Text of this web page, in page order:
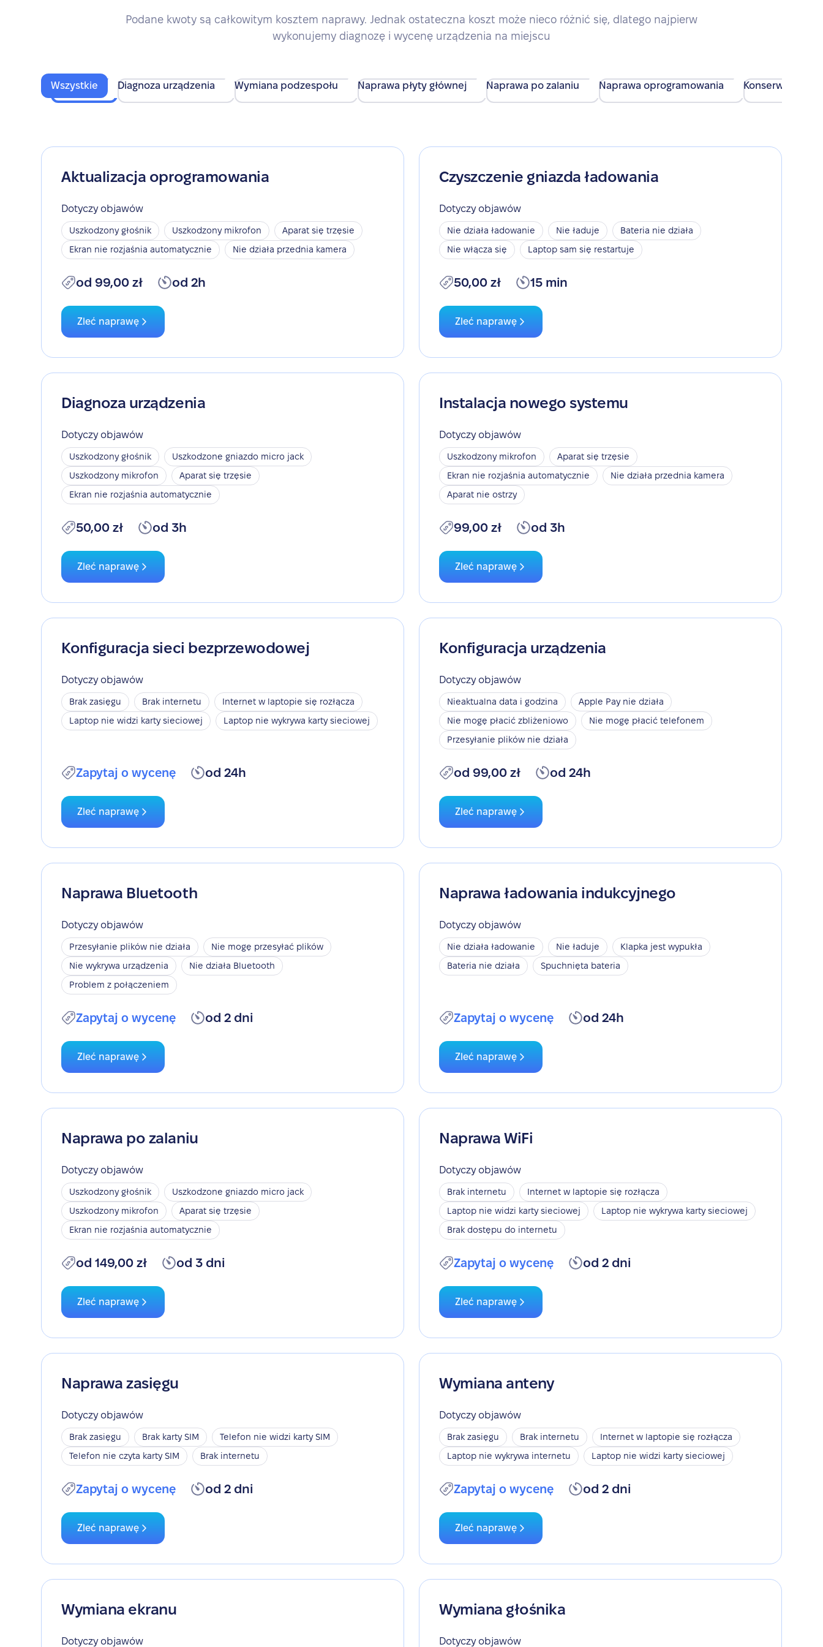
Podane kwoty są całkowitym kosztem naprawy. Jednak ostateczna koszt może nieco różnić się, dlatego najpierw
wykonujemy diagnozę i wycenę urządzenia na miejscu
Wszystkie Diagnoza urządzenia Wymiana podzespołu Naprawa płyty głównej Naprawa po zalaniu Naprawa oprogramowania Konserwacja
Aktualizacja oprogramowania
Dotyczy objawów
Uszkodzony głośnik Uszkodzony mikrofon
Aparat się trzęsie
Ekran nie rozjaśnia automatycznie
Nie działa przednia kamera
od 99,00 zł od 2h
Zleć naprawę
Czyszczenie gniazda ładowania
Dotyczy objawów
Nie działa ładowanie Nie ładuje
Bateria nie działa
Nie włącza się
Laptop sam się restartuje
50,00 zł 15 min
Zleć naprawę
Diagnoza urządzenia
Dotyczy objawów
Uszkodzony głośnik
Uszkodzone gniazdo micro jack
Uszkodzony mikrofon
Aparat się trzęsie
Ekran nie rozjaśnia automatycznie
50,00 zł od 3h
Zleć naprawę
Instalacja nowego systemu
Dotyczy objawów
Uszkodzony mikrofon
Aparat się trzęsie
Ekran nie rozjaśnia automatycznie
Nie działa przednia kamera
Aparat nie ostrzy
99,00 zł od 3h
Zleć naprawę
Konfiguracja sieci bezprzewodowej
Dotyczy objawów
Brak zasięgu Brak internetu
Internet w laptopie się rozłącza
Laptop nie widzi karty sieciowej
Laptop nie wykrywa karty sieciowej
Zapytaj o wycenę od 24h
Zleć naprawę
Konfiguracja urządzenia
Dotyczy objawów
Nieaktualna data i godzina
Apple Pay nie działa
Nie mogę płacić zbliżeniowo
Nie mogę płacić telefonem
Przesyłanie plików nie działa
od 99,00 zł od 24h
Zleć naprawę
Naprawa Bluetooth
Dotyczy objawów
Przesyłanie plików nie działa
Nie mogę przesyłać plików
Nie wykrywa urządzenia
Nie działa Bluetooth
Problem z połączeniem
Zapytaj o wycenę od 2 dni
Zleć naprawę
Naprawa ładowania indukcyjnego
Dotyczy objawów
Nie działa ładowanie Nie ładuje
Klapka jest wypukła
Bateria nie działa
Spuchnięta bateria
Zapytaj o wycenę od 24h
Zleć naprawę
Naprawa po zalaniu
Dotyczy objawów
Uszkodzony głośnik
Uszkodzone gniazdo micro jack
Uszkodzony mikrofon
Aparat się trzęsie
Ekran nie rozjaśnia automatycznie
od 149,00 zł od 3 dni
Zleć naprawę
Naprawa WiFi
Dotyczy objawów
Brak internetu
Internet w laptopie się rozłącza
Laptop nie widzi karty sieciowej
Laptop nie wykrywa karty sieciowej
Brak dostępu do internetu
Zapytaj o wycenę od 2 dni
Zleć naprawę
Naprawa zasięgu
Dotyczy objawów
Brak zasięgu Brak karty SIM
Telefon nie widzi karty SIM
Telefon nie czyta karty SIM
Brak internetu
Zapytaj o wycenę od 2 dni
Zleć naprawę
Wymiana anteny
Dotyczy objawów
Brak zasięgu Brak internetu
Internet w laptopie się rozłącza
Laptop nie wykrywa internetu
Laptop nie widzi karty sieciowej
Zapytaj o wycenę od 2 dni
Zleć naprawę
Wymiana ekranu
Dotyczy objawów
Wymiana głośnika
Dotyczy objawów